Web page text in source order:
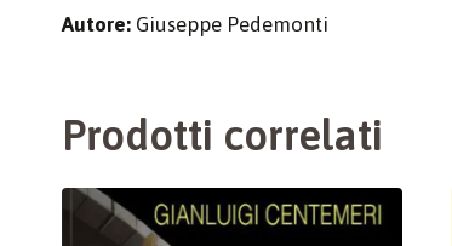
Autore: Giuseppe Pedemonti
Prodotti correlati